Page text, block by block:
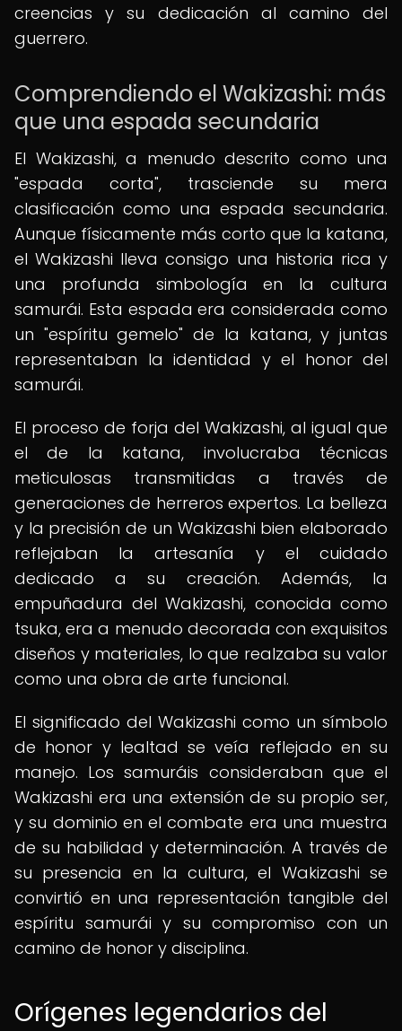
creencias y su dedicación al camino del
guerrero.
Comprendiendo el Wakizashi: más
que una espada secundaria
El Wakizashi, a menudo descrito como una
"espada corta", trasciende su mera
clasificación como una espada secundaria.
Aunque físicamente más corto que la katana,
el Wakizashi lleva consigo una historia rica y
una profunda simbología en la cultura
samurái. Esta espada era considerada como
un "espíritu gemelo" de la katana, y juntas
representaban la identidad y el honor del
samurái.
El proceso de forja del Wakizashi, al igual que
el de la katana, involucraba técnicas
meticulosas transmitidas a través de
generaciones de herreros expertos. La belleza
y la precisión de un Wakizashi bien elaborado
reflejaban la artesanía y el cuidado
dedicado a su creación. Además, la
empuñadura del Wakizashi, conocida como
tsuka, era a menudo decorada con exquisitos
diseños y materiales, lo que realzaba su valor
como una obra de arte funcional.
El significado del Wakizashi como un símbolo
de honor y lealtad se veía reflejado en su
manejo. Los samuráis consideraban que el
Wakizashi era una extensión de su propio ser,
y su dominio en el combate era una muestra
de su habilidad y determinación. A través de
su presencia en la cultura, el Wakizashi se
convirtió en una representación tangible del
espíritu samurái y su compromiso con un
camino de honor y disciplina.
Orígenes legendarios del